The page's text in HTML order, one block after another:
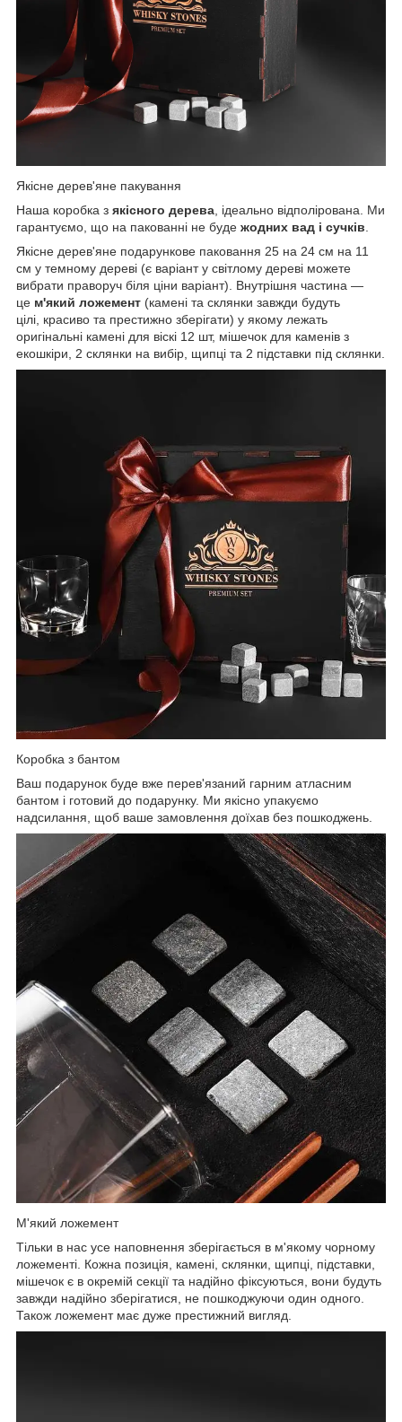
Якісне дерев'яне пакування
Наша коробка з якісного дерева , ідеально відполірована. Ми
гарантуємо, що на пакованні не буде жодних вад і сучків
Якісне дерев'яне подарункове паковання 25 на 24 см на 11
см у темному дереві (є варіант у світлому дереві можете
вибрати праворуч біля ціни варіант). Внутрішня частина —
це м'який ложемент (камені та склянки завжди будуть
цілі, красиво та престижно зберігати) у якому лежать
оригінальні камені для віскі 12 шт, мішечок для каменів з
екошкіри, 2 склянки на вибір, щипці та 2 підставки під склянки.
Коробка з бантом
Ваш подарунок буде вже перев'язаний гарним атласним
бантом і готовий до подарунку. Ми якісно упакуємо
надсилання, щоб ваше замовлення доїхав без пошкоджень.
М'який ложемент
Тільки в нас усе наповнення зберігається в м'якому чорному
ложементі. Кожна позиція, камені, склянки, щипці, підставки,
мішечок є в окремій секції та надійно фіксуються, вони будуть
завжди надійно зберігатися, не пошкоджуючи один одного.
Також ложемент має дуже престижний вигляд.